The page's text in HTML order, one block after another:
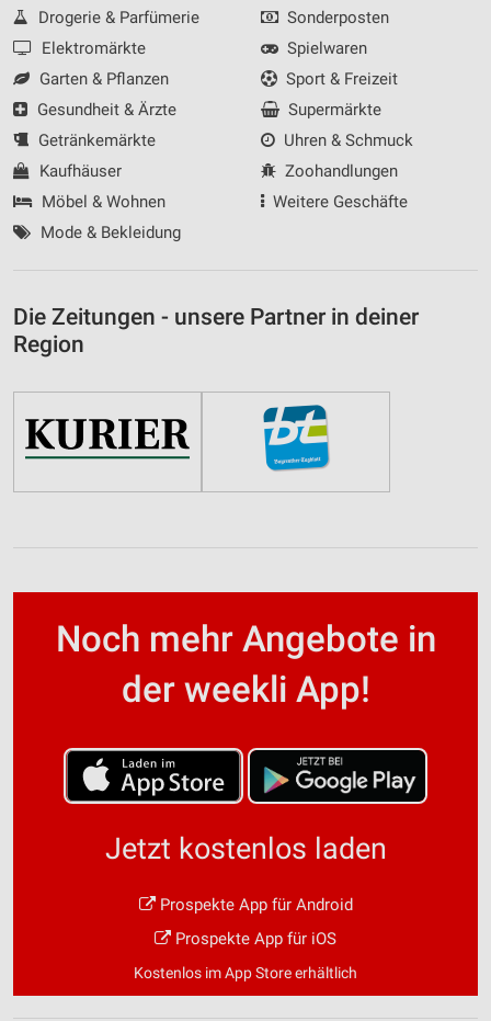
Drogerie & Parfümerie
Elektromärkte
Garten & Pflanzen
Gesundheit & Ärzte
Getränkemärkte
Kaufhäuser
Möbel & Wohnen
Mode & Bekleidung
Sonderposten
Spielwaren
Sport & Freizeit
Supermärkte
Uhren & Schmuck
Zoohandlungen
Weitere Geschäfte
Die Zeitungen - unsere Partner in deiner
Region
Noch mehr Angebote in
der weekli App!
Jetzt kostenlos laden
Prospekte App für Android
Prospekte App für iOS
Kostenlos im App Store erhältlich